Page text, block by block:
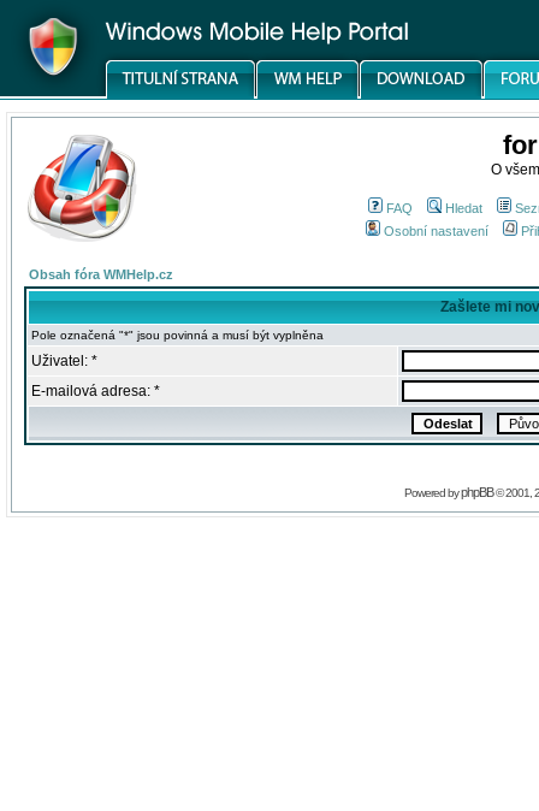
O
FAQ Hledat
Osobní nastavení
Obsah fóra WMHelp.cz
Zašlete mi
Pole označená "*" jsou povinná a musí být vyplněna
Uživatel: *
E-mailová adresa: *
Powered byphpBB© 2001,